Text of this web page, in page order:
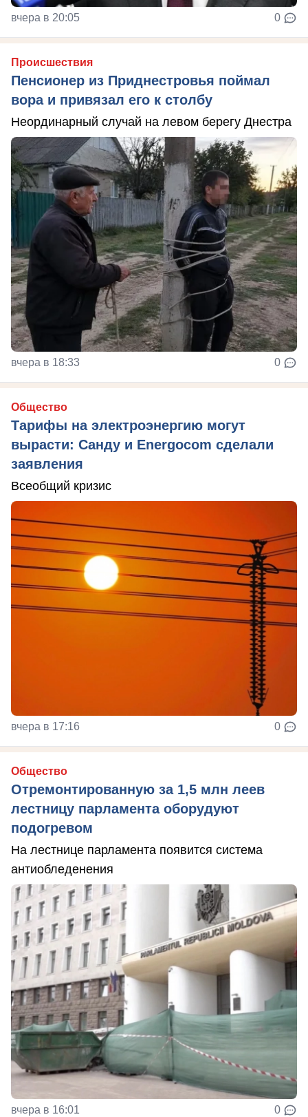
вчера в 20:05 0
Происшествия
Пенсионер из Приднестровья поймал
вора и привязал его к столбу
Неординарный случай на левом берегу Днестра
вчера в 18:33 0
Общество
Тарифы на электроэнергию могут
вырасти: Санду и Energocom сделали
заявления
Всеобщий кризис
вчера в 17:16 0
Общество
Отремонтированную за 1,5 млн леев
лестницу парламента оборудуют
подогревом
На лестнице парламента появится система
антиобледенения
вчера в 16:01 0